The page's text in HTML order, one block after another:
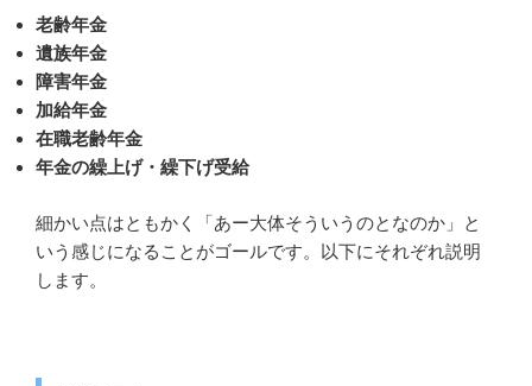
老齢年金
遺族年金
障害年金
加給年金
在職老齢年金
年金の繰上げ・繰下げ受給
細かい点はともかく「あー大体そういうのとなのか」と
いう感じになることがゴールです。以下にそれぞれ説明
します。